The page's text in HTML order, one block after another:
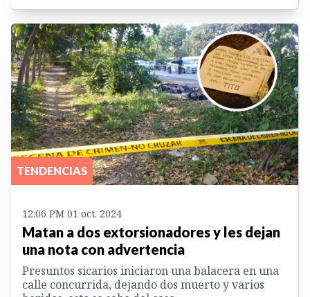
TENDENCIAS
12:06 PM 01 oct. 2024
Matan a dos extorsionadores y les dejan
una nota con advertencia
Presuntos sicarios iniciaron una balacera en una
calle concurrida, dejando dos muerto y varios